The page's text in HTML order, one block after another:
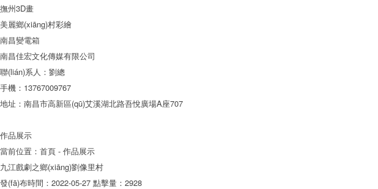
撫州3D畫
美麗鄉(xiāng)村彩繪
南昌變電箱
南昌佳宏文化傳媒有限公司
聯(lián)系人：劉總
手機：13767009767
地址：南昌市高新區(qū)艾溪湖北路吾悅廣場A座707
作品展示
當前位置： 首頁 - 作品展示
九江戲劇之鄉(xiāng)劉像里村
發(fā)布時間：2022-05-27 點擊量：2928